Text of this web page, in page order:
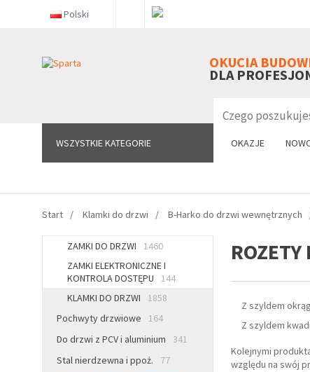
Polski
OKUCIA
DLA
WSZYSTKIE KATEGORIE OKAZJE
WSZYSTKIE KATEGORIE
Start Klamki do drzwi B-Harko do drzwi wewnętrznych
ZAMKI DO DRZWI
1460
ZAMKI ELEKTRONICZNE I
KONTROLA DOSTĘPU
144
KLAMKI DO DRZWI
1858
Pochwyty drzwiowe
164
Do drzwi z PCV i aluminium
341
Stal nierdzewna i ppoż.
77
ROZETY
Z szyldem
Z szyldem
Kolejnymi
względu na swój